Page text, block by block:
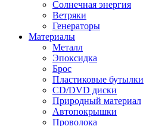
Солнечная энергия
Ветряки
Генераторы
Материалы
Металл
Эпоксидка
Брос
Пластиковые бутылки
CD/DVD диски
Природный материал
Автопокрышки
Проволока